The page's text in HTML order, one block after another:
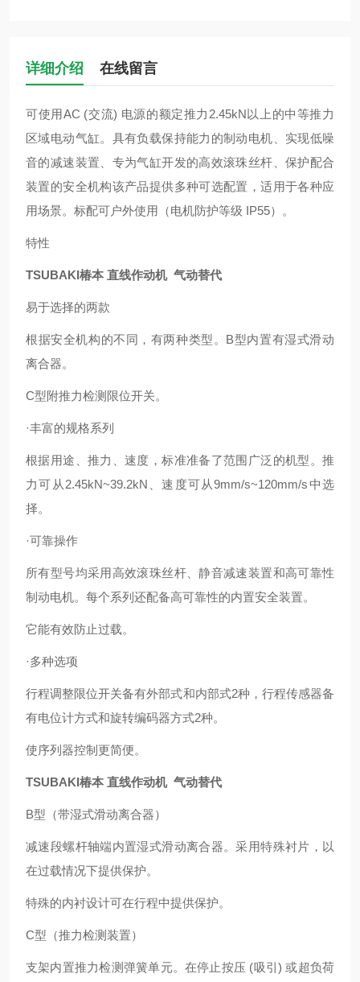
详细介绍 在线留言
可使用AC (交流) 电源的额定推力2.45kN以上的中等推力
区域电动气缸。具有负载保持能力的制动电机、实现低噪
音的减速装置、专为气缸开发的高效滚珠丝杆、保护配合
装置的安全机构该产品提供多种可选配置，适用于各种应
用场景。标配可户外使用（电机防护等级 IP55）。
特性
TSUBAKI椿本 直线作动机 气动替代
易于选择的两款
根据安全机构的不同，有两种类型。B型内置有湿式滑动
离合器。
C型附推力检测限位开关。
·丰富的规格系列
根据用途、推力、速度，标准准备了范围广泛的机型。推
力可从2.45kN~39.2kN、速度可从9mm/s~120mm/s中选
择。
·可靠操作
所有型号均采用高效滚珠丝杆、静音减速装置和高可靠性
制动电机。每个系列还配备高可靠性的内置安全装置。
它能有效防止过载。
·多种选项
行程调整限位开关备有外部式和内部式2种，行程传感器备
有电位计方式和旋转编码器方式2种。
使序列器控制更简便。
TSUBAKI椿本 直线作动机 气动替代
B型（带湿式滑动离合器）
减速段螺杆轴端内置湿式滑动离合器。采用特殊衬片，以
在过载情况下提供保护。
特殊的内衬设计可在行程中提供保护。
C型（推力检测装置）
支架内置推力检测弹簧单元。在停止按压 (吸引) 或超负荷